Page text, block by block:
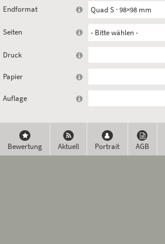
Endformat
Seiten
Druck
Papier
Auflage
Bewertung Aktuell Portrait AGB